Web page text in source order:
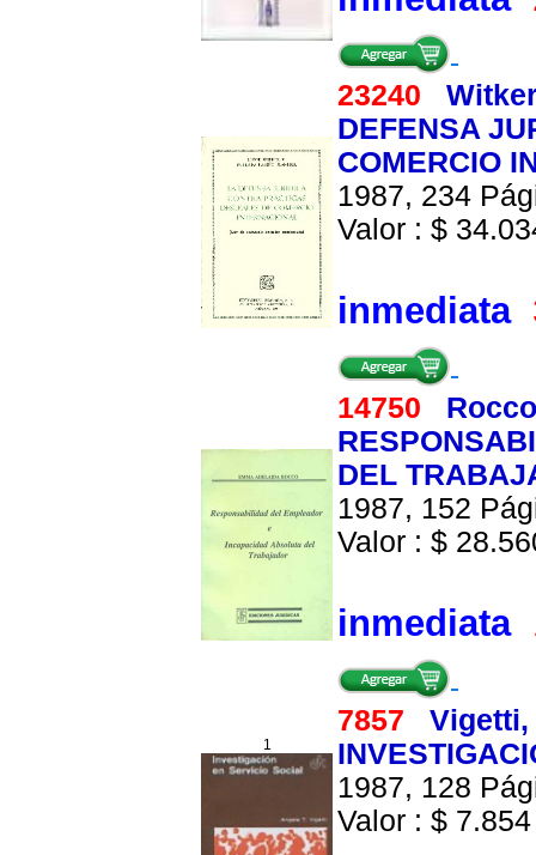
23240
DEFENSA
COMERCIO
1987, 234
Valor : $
inmediata
14750
DEL
1987, 152
Valor : $
inmediata
1
7857 Vigetti,
1987, 128
Valor : $